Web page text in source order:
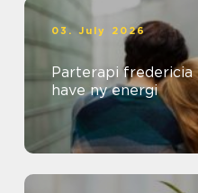
03. July 2026
Parterapi fredericia når relationen skal
have ny energi